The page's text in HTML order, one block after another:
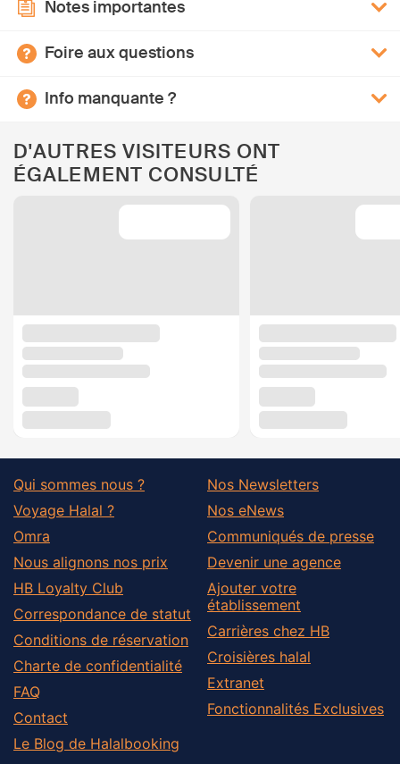
Notes importantes
Foire aux questions
Info manquante ?
D'AUTRES VISITEURS ONT
ÉGALEMENT CONSULTÉ
Qui sommes nous ?
Voyage Halal ?
Omra
Nous alignons nos prix
HB Loyalty Club
Correspondance de statut
Conditions de réservation
Charte de confidentialité
FAQ
Contact
Le Blog de Halalbooking
Nos Newsletters
Nos eNews
Communiqués de presse
Devenir une agence
Ajouter votre
établissement
Carrières chez HB
Croisières halal
Extranet
Fonctionnalités Exclusives